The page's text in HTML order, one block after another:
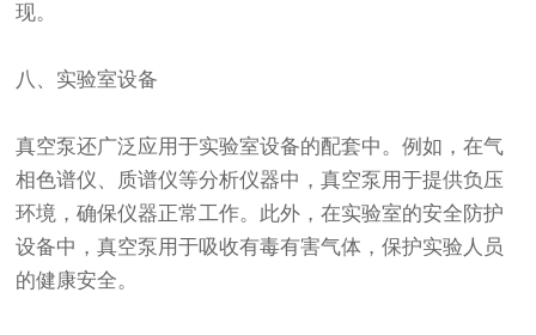
现。
八、实验室设备
真空泵还广泛应用于实验室设备的配套中。例如，在气
相色谱仪、质谱仪等分析仪器中，真空泵用于提供负压
环境，确保仪器正常工作。此外，在实验室的安全防护
设备中，真空泵用于吸收有毒有害气体，保护实验人员
的健康安全。